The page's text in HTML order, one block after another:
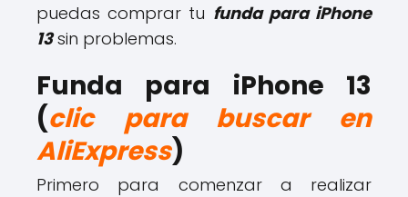
puedas comprar tu funda para iPhone
13sin problemas.
Funda para iPhone 13
(clic para buscar en
AliExpress)
Primero para comenzar a realizar